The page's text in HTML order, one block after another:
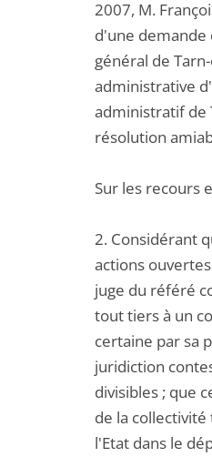
2007, M.
d'une demande
général de
administrative
administratif de
résolution
Sur les recours
2. Considérant
actions
juge du référé
tout tiers à un
certaine par sa
juridiction
divisibles ; que
de la
l'Etat dans le